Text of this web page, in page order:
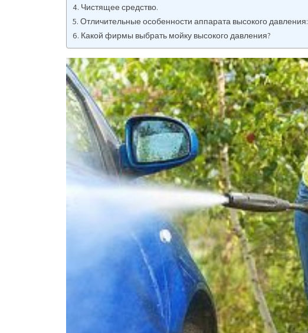
Чистящее средство.
Отличительные особенности аппарата высокого давления:
Какой фирмы выбрать мойку высокого давления?